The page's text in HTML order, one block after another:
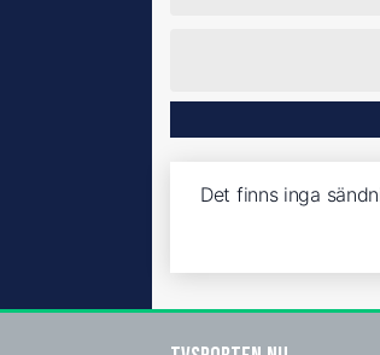
Det finns inga